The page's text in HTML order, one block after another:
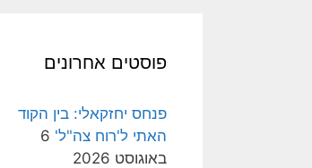
פוסטים אחרונים
פנחס יחזקאלי: בין הקוד
האתי ל'רוח צה"ל' 6
באוגוסט 2026